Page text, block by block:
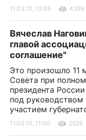
11.03.10, 13:05 4389
Вячеслав
главой
соглашение"
Это произошло 11
Совета при
президента
под руководством
участием
11.03.10, 11:00 2528